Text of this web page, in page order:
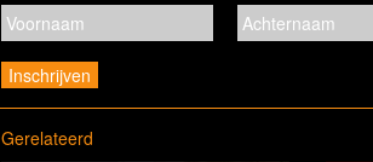
Gerelateerd